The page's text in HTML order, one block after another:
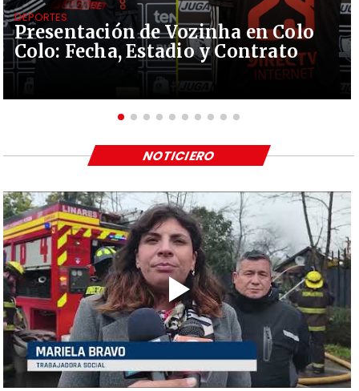
Presentación de Vozinha en Colo
Colo: Fecha, Estadio y Contrato
DEPORTES
NOTICIERO